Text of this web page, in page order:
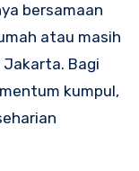
bersamaan
atau masih
Jakarta. Bagi
kumpul,